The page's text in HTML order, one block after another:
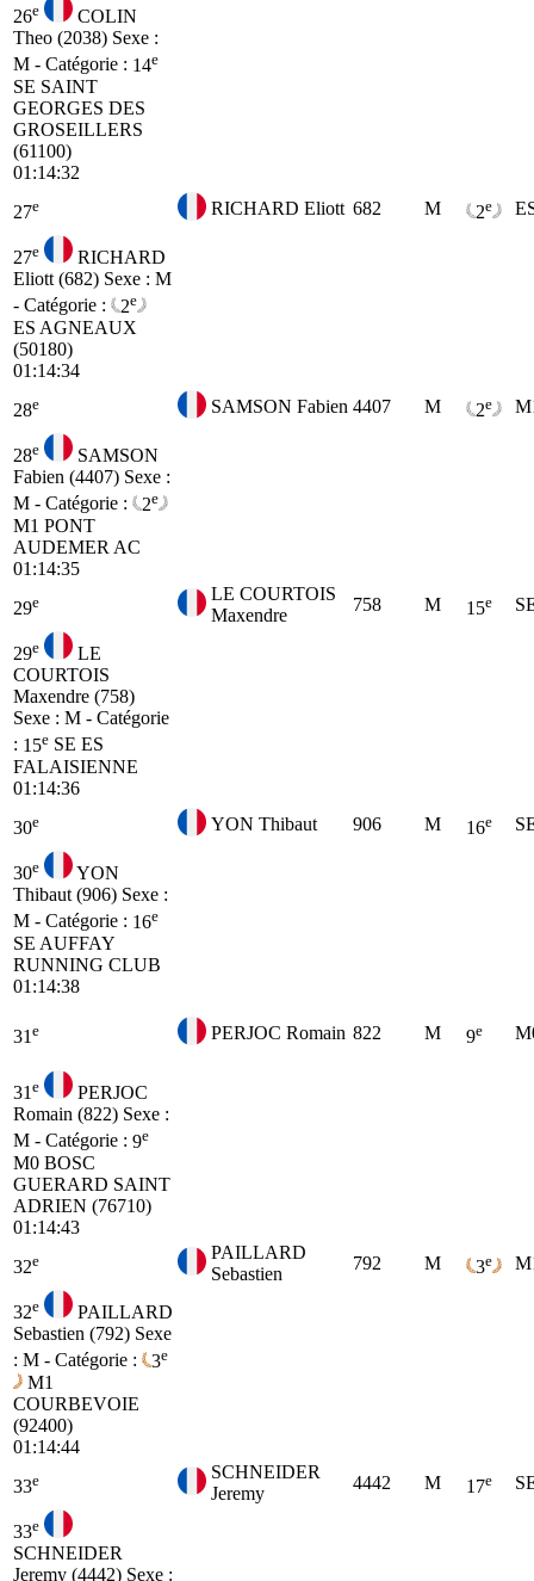
26e
COLIN
Theo (2038) Sexe :
M - Catégorie : 14e
SE SAINT
GEORGES DES
GROSEILLERS
(61100)
01:14:32
27e RICHARD Eliott 682 M 2e
27e
RICHARD
Eliott (682) Sexe : M
- Catégorie :
2e
ES AGNEAUX
(50180)
01:14:34
28e SAMSON Fabien 4407 M 2e
28e
SAMSON
Fabien (4407) Sexe :
M - Catégorie :
2e
M1 PONT
AUDEMER AC
01:14:35
29e
LE COURTOIS
Maxendre
758 M 15e
29e
LE
COURTOIS
Maxendre (758)
Sexe : M - Catégorie
: 15e SE ES
FALAISIENNE
01:14:36
30e YON Thibaut 906 M 16e
30e
YON
Thibaut (906) Sexe :
M - Catégorie : 16e
SE AUFFAY
RUNNING CLUB
01:14:38
31 e PERJOC Romain 822 M 9e
31 e
PERJOC
Romain (822) Sexe :
M - Catégorie : 9e
M0 BOSC
GUERARD SAINT
ADRIEN (76710)
01:14:43
32e
PAILLARD
Sebastien
792 M 3e
32e
PAILLARD
Sebastien (792) Sexe
: M - Catégorie :
3e
M1
COURBEVOIE
(92400)
01:14:44
33e
SCHNEIDER
Jeremy
4442 M 17e
33e
SCHNEIDER
Jeremy (4442) Sexe :